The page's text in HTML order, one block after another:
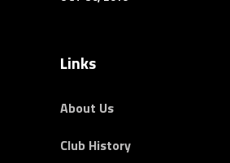
Links
About Us
Club History